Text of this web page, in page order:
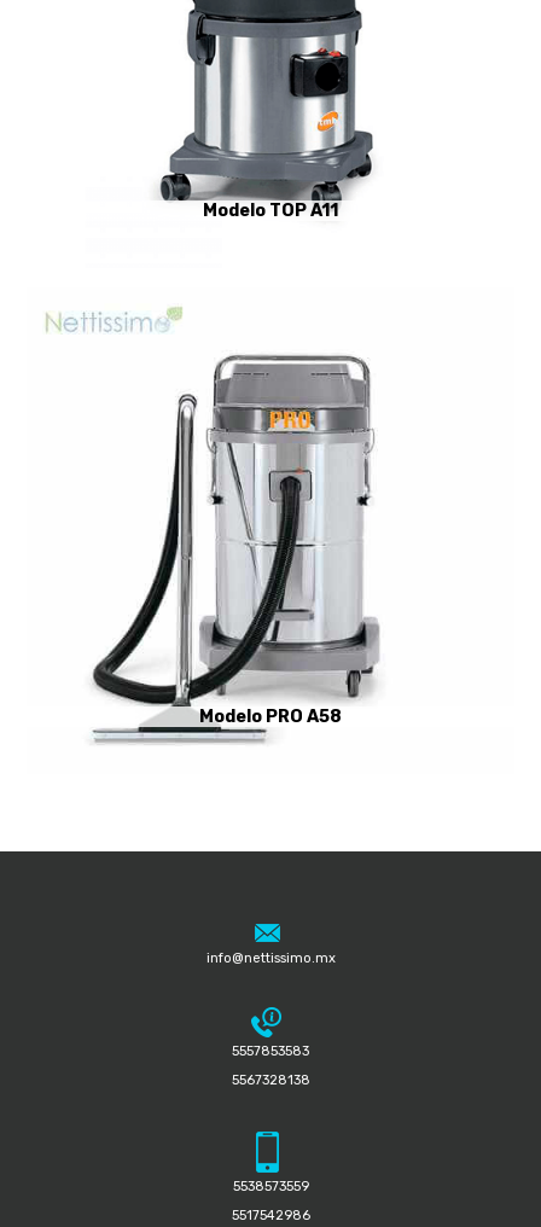
Modelo TOP A11
Modelo PRO A58
info@nettissimo.mx
5557853583
5567328138
5538573559
5517542986